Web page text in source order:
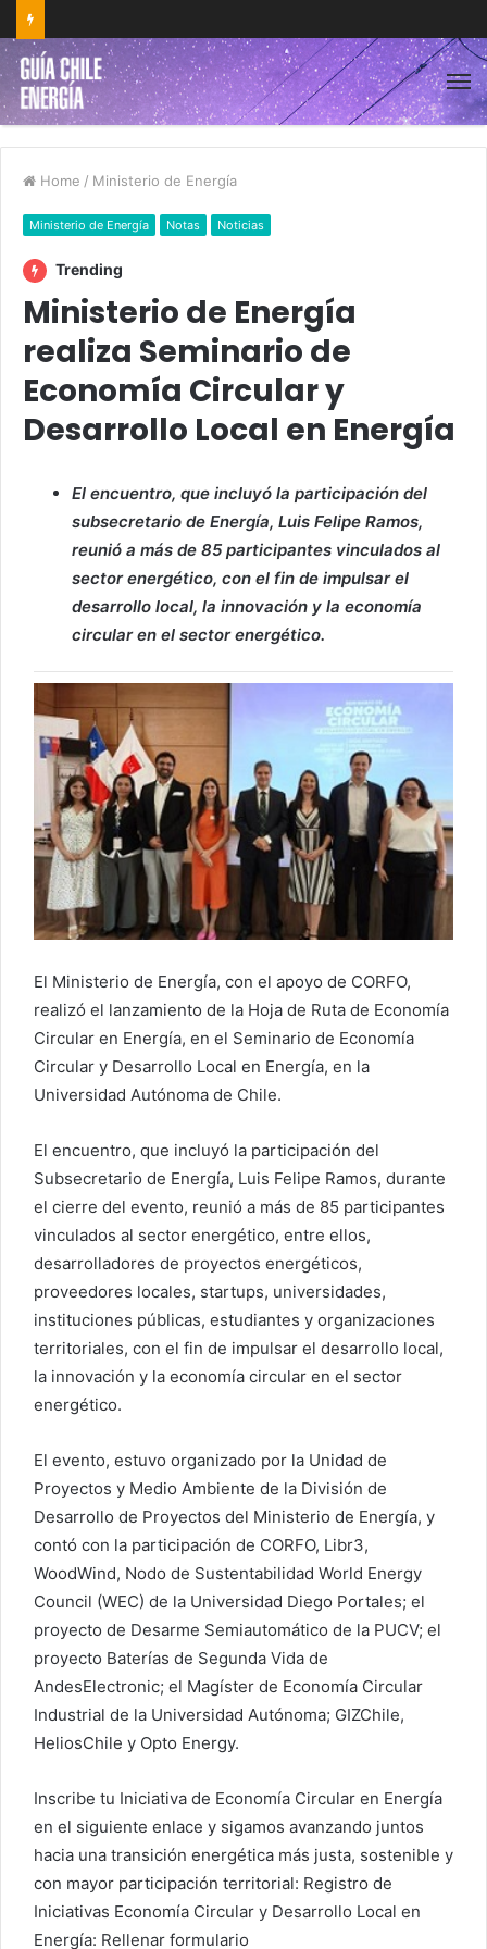
Home / Ministerio de Energía
Ministerio de Energía Notas Noticias
Trending
Ministerio de Energía
realiza Seminario de
Economía Circular y
Desarrollo Local en Energía
El encuentro, que incluyó la participación del
subsecretario de Energía, Luis Felipe Ramos,
reunió a más de 85 participantes vinculados al
sector energético, con el fin de impulsar el
desarrollo local, la innovación y la economía
circular en el sector energético.
El Ministerio de Energía, con el apoyo de CORFO,
realizó el lanzamiento de la Hoja de Ruta de Economía
Circular en Energía, en el Seminario de Economía
Circular y Desarrollo Local en Energía, en la
Universidad Autónoma de Chile.
El encuentro, que incluyó la participación del
Subsecretario de Energía, Luis Felipe Ramos, durante
el cierre del evento, reunió a más de 85 participantes
vinculados al sector energético, entre ellos,
desarrolladores de proyectos energéticos,
proveedores locales, startups, universidades,
instituciones públicas, estudiantes y organizaciones
territoriales, con el fin de impulsar el desarrollo local,
la innovación y la economía circular en el sector
energético.
El evento, estuvo organizado por la Unidad de
Proyectos y Medio Ambiente de la División de
Desarrollo de Proyectos del Ministerio de Energía, y
contó con la participación de CORFO, Libr3,
WoodWind, Nodo de Sustentabilidad World Energy
Council (WEC) de la Universidad Diego Portales; el
proyecto de Desarme Semiautomático de la PUCV; el
proyecto Baterías de Segunda Vida de
AndesElectronic; el Magíster de Economía Circular
Industrial de la Universidad Autónoma; GIZChile,
HeliosChile y Opto Energy.
Inscribe tu Iniciativa de Economía Circular en Energía
en el siguiente enlace y sigamos avanzando juntos
hacia una transición energética más justa, sostenible y
con mayor participación territorial: Registro de
Iniciativas Economía Circular y Desarrollo Local en
Energía: Rellenar formulario